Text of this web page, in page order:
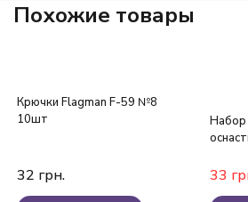
Похожие товары
Крючки Flagman F-59 №8
10шт
32 грн. 33